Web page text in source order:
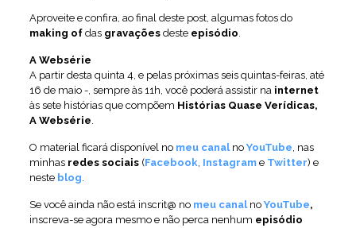
Aproveite e confira, ao final deste post, algumas fotos do
making ofdas gravações deste episódio.
A Websérie
A partir desta quinta 4, e pelas próximas seis quintas-feiras, até
16 de maio -, sempre às 11h, você poderá assistir na internet
às sete histórias que compõem Histórias Quase Verídicas,
A Websérie.
O material ficará disponível no meu canalno YouTube, nas
minhas redes sociais(Facebook, Instagrame Twitter) e
neste blog.
Se você ainda não está inscrit@ no meu canalno YouTube,
inscreva-se agora mesmo e não perca nenhum episódio